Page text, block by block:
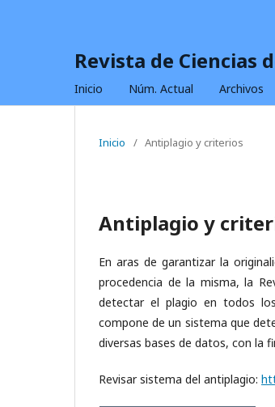
Revista de Ciencias
Inicio Núm. Actual Archivos
Inicio / Antiplagio y criterios
Antiplagio y
En aras de garantizar la
procedencia de la misma, la
detectar el plagio en todos
compone de un sistema que
diversas bases de datos, con la
Revisar sistema del antiplagio: